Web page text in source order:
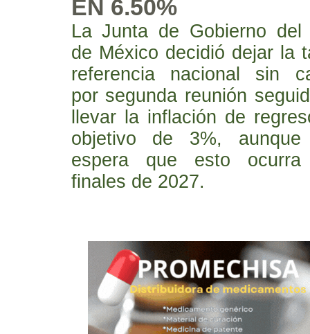
EN 6.50%
La Junta de Gobierno del
de México decidió dejar la
referencia nacional sin
por segunda reunión
llevar la inflación de
objetivo de 3%, aunque
espera que esto ocurra
finales de 2027.